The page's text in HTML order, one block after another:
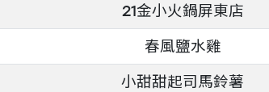
21金小火鍋屏東店
春風鹽水雞
小甜甜起司馬鈴薯